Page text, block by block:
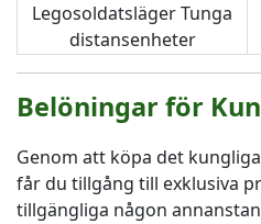
Legosoldatsläger Tunga
distansenheter
Belöningar för
Genom att köpa det
får du tillgång till exklusiva
tillgängliga någon